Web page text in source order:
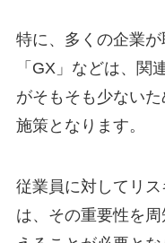
特に、多くの企業
「GX」などは、関
がそもそも少ない
施策となります。
従業員に対してリ
は、その重要性を